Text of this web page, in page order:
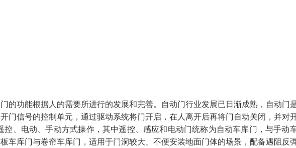
的功能根据人的需要所进行的发展和完善。自动门行业发展已日渐成熟，自动门
门信号的控制单元，通过驱动系统将门开启，在人离开后再将门自动关闭，并对
、电动、手动方式操作，其中遥控、感应和电动门统称为自动车库门，与手动
车库门与卷帘车库门，适用于门洞较大、不便安装地面门体的场景，配备遇阻反